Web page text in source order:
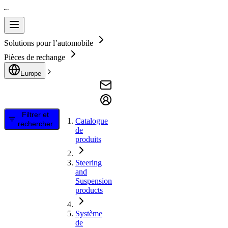
Solutions pour l’automobile
Pièces de rechange
Europe
Filtrer et
rechercher
Catalogue
de
produits
Steering
and
Suspension
products
Système
de